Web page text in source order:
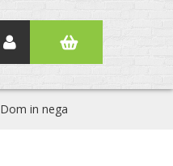
Dom in nega